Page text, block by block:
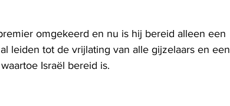
omgekeerd en nu is hij bereid alleen een
leiden tot de vrijlating van alle gijzelaars en een
Israël bereid is.